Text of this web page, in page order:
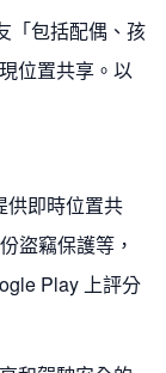
「包括配偶、孩
位置共享。以
供即時位置共
盜竊保護等，
Play 上評分